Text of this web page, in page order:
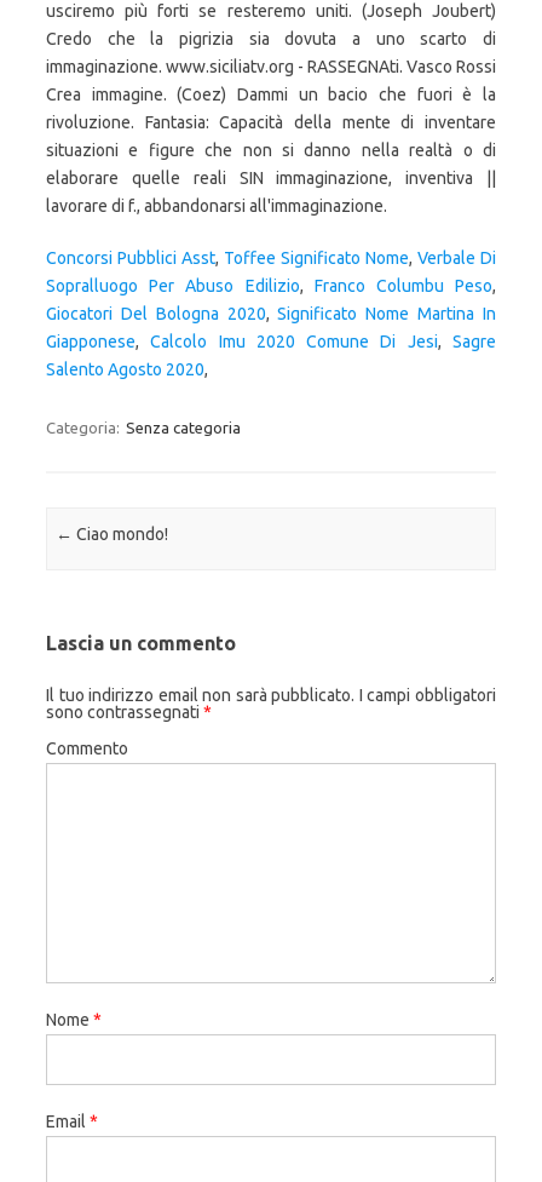
Concorsi Pubblici Asst, Toffee Significato Nome, Verbale Di
Sopralluogo Per Abuso Edilizio, Franco Columbu Peso,
Giocatori Del Bologna 2020,Significato Nome Martina In
Giapponese,Calcolo Imu 2020 Comune Di Jesi,Sagre
Salento Agosto 2020,
Categoria: Senza categoria
Navigazione articolo
← Ciao mondo!
Lascia un commento
Il tuo indirizzo email non sarà pubblicato. I campi obbligatori
sono contrassegnati *
Commento
Nome *
Email *